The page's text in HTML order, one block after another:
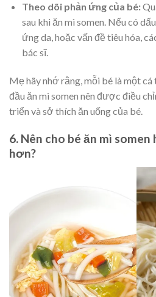
Theo dõi phản ứng của bé:
sau khi ăn mì somen. Nếu có
ứng da, hoặc vấn đề tiêu hóa,
bác sĩ.
Mẹ hãy nhớ rằng, mỗi bé là một
đầu ăn mì somen nên được điều
triển và sở thích ăn uống của bé.
6. Nên cho bé ăn mì
hơn?